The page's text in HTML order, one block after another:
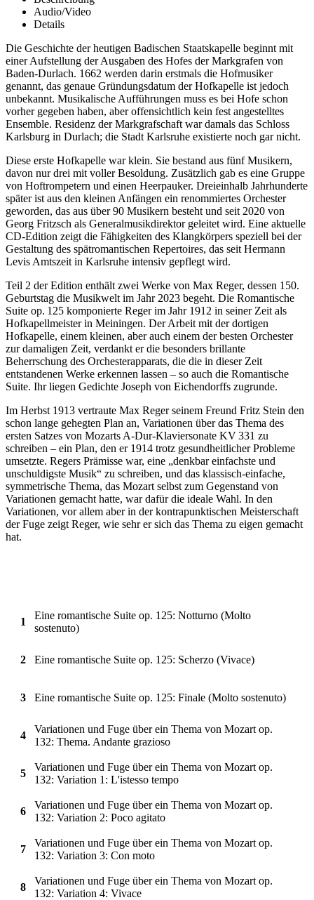
Audio/Video
Details
Die Geschichte der heutigen Badischen Staatskapelle beginnt mit
einer Aufstellung der Ausgaben des Hofes der Markgrafen von
Baden-Durlach. 1662 werden darin erstmals die Hofmusiker
genannt, das genaue Gründungsdatum der Hofkapelle ist jedoch
unbekannt. Musikalische Aufführungen muss es bei Hofe schon
vorher gegeben haben, aber offensichtlich kein fest angestelltes
Ensemble. Residenz der Markgrafschaft war damals das Schloss
Karlsburg in Durlach; die Stadt Karlsruhe existierte noch gar nicht.
Diese erste Hofkapelle war klein. Sie bestand aus fünf Musikern,
davon nur drei mit voller Besoldung. Zusätzlich gab es eine Gruppe
von Hoftrompetern und einen Heerpauker. Dreieinhalb Jahrhunderte
später ist aus den kleinen Anfängen ein renommiertes Orchester
geworden, das aus über 90 Musikern besteht und seit 2020 von
Georg Fritzsch als Generalmusikdirektor geleitet wird. Eine aktuelle
CD-Edition zeigt die Fähigkeiten des Klangkörpers speziell bei der
Gestaltung des spätromantischen Repertoires, das seit Hermann
Levis Amtszeit in Karlsruhe intensiv gepflegt wird.
Teil 2 der Edition enthält zwei Werke von Max Reger, dessen 150.
Geburtstag die Musikwelt im Jahr 2023 begeht. Die Romantische
Suite op. 125 komponierte Reger im Jahr 1912 in seiner Zeit als
Hofkapellmeister in Meiningen. Der Arbeit mit der dortigen
Hofkapelle, einem kleinen, aber auch einem der besten Orchester
zur damaligen Zeit, verdankt er die besonders brillante
Beherrschung des Orchesterapparats, die die in dieser Zeit
entstandenen Werke erkennen lassen – so auch die Romantische
Suite. Ihr liegen Gedichte Joseph von Eichendorffs zugrunde.
Im Herbst 1913 vertraute Max Reger seinem Freund Fritz Stein den
schon lange gehegten Plan an, Variationen über das Thema des
ersten Satzes von Mozarts A-Dur-Klaviersonate KV 331 zu
schreiben – ein Plan, den er 1914 trotz gesundheitlicher Probleme
umsetzte. Regers Prämisse war, eine „denkbar einfachste und
unschuldigste Musik“ zu schreiben, und das klassisch-einfache,
symmetrische Thema, das Mozart selbst zum Gegenstand von
Variationen gemacht hatte, war dafür die ideale Wahl. In den
Variationen, vor allem aber in der kontrapunktischen Meisterschaft
der Fuge zeigt Reger, wie sehr er sich das Thema zu eigen gemacht
hat.
1
Eine romantische Suite op. 125: Notturno (Molto
sostenuto)
2 Eine romantische Suite op. 125: Scherzo (Vivace)
3 Eine romantische Suite op. 125: Finale (Molto sostenuto)
4
Variationen und Fuge über ein Thema von Mozart op.
132: Thema. Andante grazioso
5
Variationen und Fuge über ein Thema von Mozart op.
132: Variation 1: L'istesso tempo
6
Variationen und Fuge über ein Thema von Mozart op.
132: Variation 2: Poco agitato
7
Variationen und Fuge über ein Thema von Mozart op.
132: Variation 3: Con moto
8
Variationen und Fuge über ein Thema von Mozart op.
132: Variation 4: Vivace